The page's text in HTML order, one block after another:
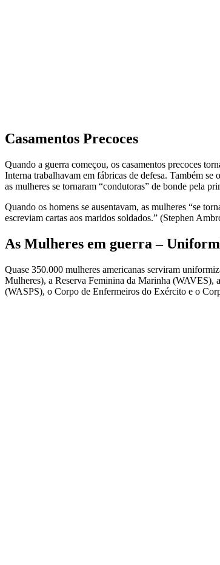
Casamentos Precoces
Quando a guerra começou, os casamentos precoces
Interna trabalhavam em fábricas de defesa. Também
as mulheres se tornaram “condutoras” de bonde pela
Quando os homens se ausentavam, as mulheres “se
escreviam cartas aos maridos soldados.” (Stephen
As Mulheres em guerra –
Quase 350.000 mulheres americanas serviram
Mulheres), a Reserva Feminina da Marinha (WAVES),
(WASPS), o Corpo de Enfermeiros do Exército e o